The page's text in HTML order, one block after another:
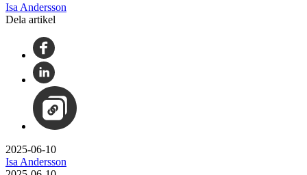
Isa Andersson
Dela artikel
2025-06-10
Isa Andersson